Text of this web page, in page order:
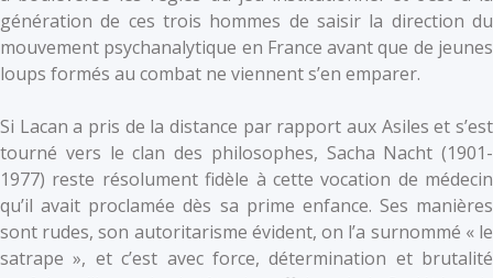
génération de ces trois hommes de saisir la direction du
mouvement psychanalytique en France avant que de jeunes
loups formés au combat ne viennent s’en emparer.
Si Lacan a pris de la distance par rapport aux Asiles et s’est
tourné vers le clan des philosophes, Sacha Nacht (1901-
1977) reste résolument fidèle à cette vocation de médecin
qu’il avait proclamée dès sa prime enfance. Ses manières
sont rudes, son autoritarisme évident, on l’a surnommé « le
satrape », et c’est avec force, détermination et brutalité